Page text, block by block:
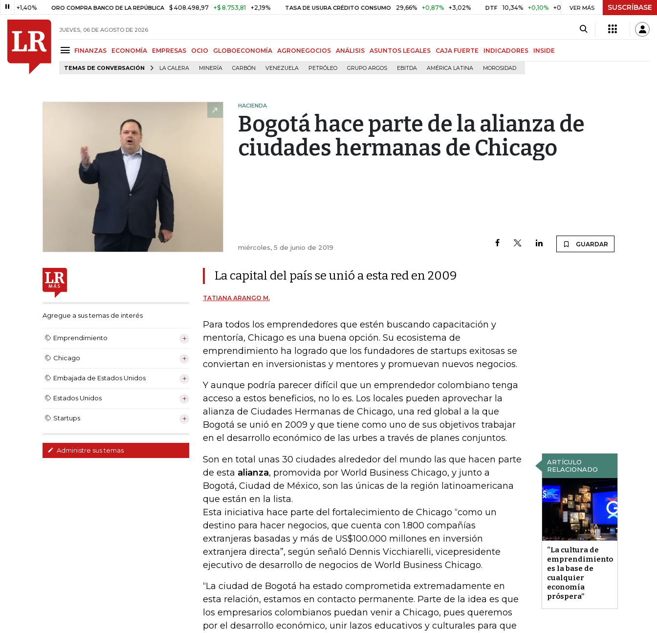
ORO COMPRA BANCO DE LA REPÚBLICA $ 408.498,97 +$ 8.753,81 +2,19% TASA DE USURA CRÉDITO CONSUMO 29,66% +0,87% +3,02% DTF 10,34% +0,10% +0,98% UVR $ 416,86 +$ 0,05 +0,01%
VER MÁS SUSCRÍBASE
JUEVES, 06 DE AGOSTO DE 2026
FINANZAS ECONOMÍA EMPRESAS OCIO GLOBOECONOMÍA AGRONEGOCIOS ANÁLISIS ASUNTOS LEGALES CAJA FUERTE INDICADORES INSIDE
TEMAS DE CONVERSACIÓN LA CALERA MINERÍA CARBÓN VENEZUELA PETRÓLEO GRUPO ARGOS EBITDA AMÉRICA LATINA MOROSIDAD
HACIENDA
Bogotá hace parte de la alianza de
ciudades hermanas de Chicago
miércoles, 5 de junio de 2019 GUARDAR
Agregue a sus temas de interés
Emprendimiento
Chicago
Embajada de Estados Unidos
Estados Unidos
Startups
Administre sus temas
La capital del país se unió a esta red en 2009
TATIANA ARANGO M.
Para todos los emprendedores que estén buscando capacitación y
mentoría, Chicago es una buena opción. Su ecosistema de
emprendimiento ha logrado que los fundadores de startups exitosas se
conviertan en inversionistas y mentores y promuevan nuevos negocios.
Y aunque podría parecer difícil que un emprendedor colombiano tenga
acceso a estos beneficios, no lo es. Los locales pueden aprovechar la
alianza de Ciudades Hermanas de Chicago, una red global a la que
Bogotá se unió en 2009 y que tiene como uno de sus objetivos trabajar
en el desarrollo económico de las urbes a través de planes conjuntos.
ARTÍCULO
RELACIONADO
“La cultura de
emprendimiento
es la base de
cualquier
economía
próspera”
Son en total unas 30 ciudades alrededor del mundo las que hacen parte
de esta alianza, promovida por World Business Chicago, y junto a
Bogotá, Ciudad de México, son las únicas de la región latinoamericana
que están en la lista.
Esta iniciativa hace parte del fortalecimiento de Chicago “como un
destino para hacer negocios, que cuenta con 1.800 compañías
extranjeras basadas y más de US$100.000 millones en inversión
extranjera directa”, según señaló Dennis Vicchiarelli, vicepresidente
ejecutivo de desarrollo de negocios de World Business Chicago.
“La ciudad de Bogotá ha estado comprometida extremadamente en
esta relación, estamos en contacto permanente. Parte de la idea es que
los empresarios colombianos puedan venir a Chicago, pues queremos
por el desarrollo económico, unir lazos educativos y culturales para que